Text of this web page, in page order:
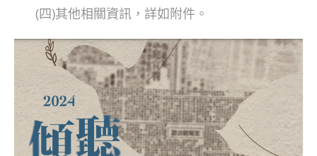
(四)其他相關資訊，詳如附件。